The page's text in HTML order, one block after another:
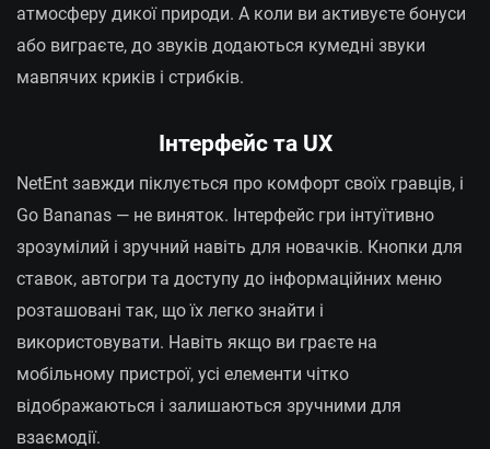
атмосферу дикої природи. А коли ви активуєте бонуси
або виграєте, до звуків додаються кумедні звуки
мавпячих криків і стрибків.
Інтерфейс та UX
NetEnt завжди піклується про комфорт своїх гравців, і
Go Bananas — не виняток. Інтерфейс гри інтуїтивно
зрозумілий і зручний навіть для новачків. Кнопки для
ставок, автогри та доступу до інформаційних меню
розташовані так, що їх легко знайти і
використовувати. Навіть якщо ви граєте на
мобільному пристрої, усі елементи чітко
відображаються і залишаються зручними для
взаємодії.